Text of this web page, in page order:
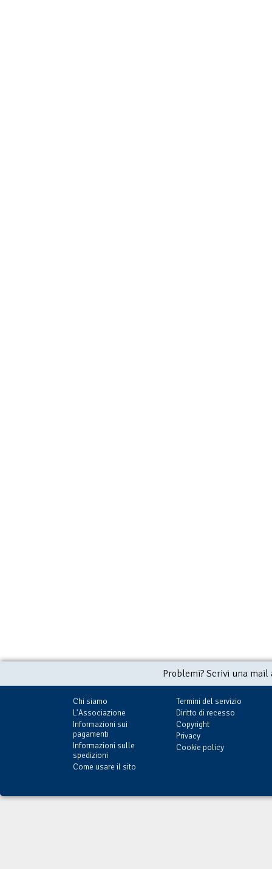
Problemi? Scrivi una
Chi siamo
L'Associazione
Informazioni sui
pagamenti
Informazioni sulle
spedizioni
Come usare il sito
Termini del servizio
Diritto di recesso
Copyright
Privacy
Cookie policy